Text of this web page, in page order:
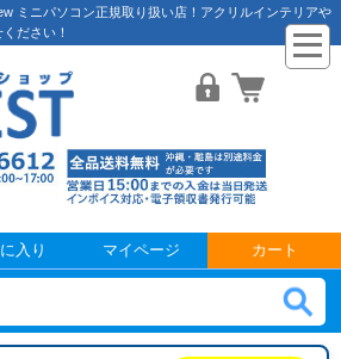
ミニパソコン正規取り扱い店！アクリルインテリアや
ださい！
入り マイページ カート